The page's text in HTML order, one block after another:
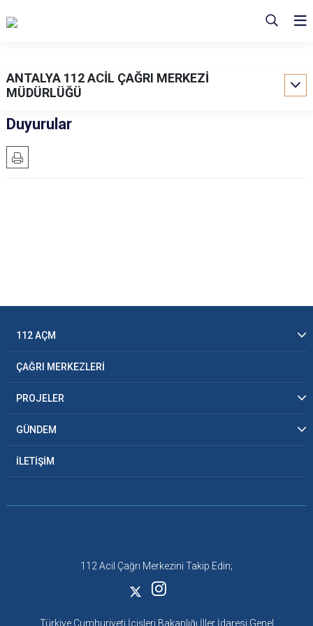
ANTALYA 112 ACİL ÇAĞRI MERKEZİ
MÜDÜRLÜĞÜ
Duyurular
112 AÇM
ÇAĞRI MERKEZLERİ
PROJELER
GÜNDEM
İLETİŞİM
112 Acil Çağrı Merkezini Takip Edin;
Türkiye Cumhuriyeti İçişleri Bakanlığı İller İdaresi Genel